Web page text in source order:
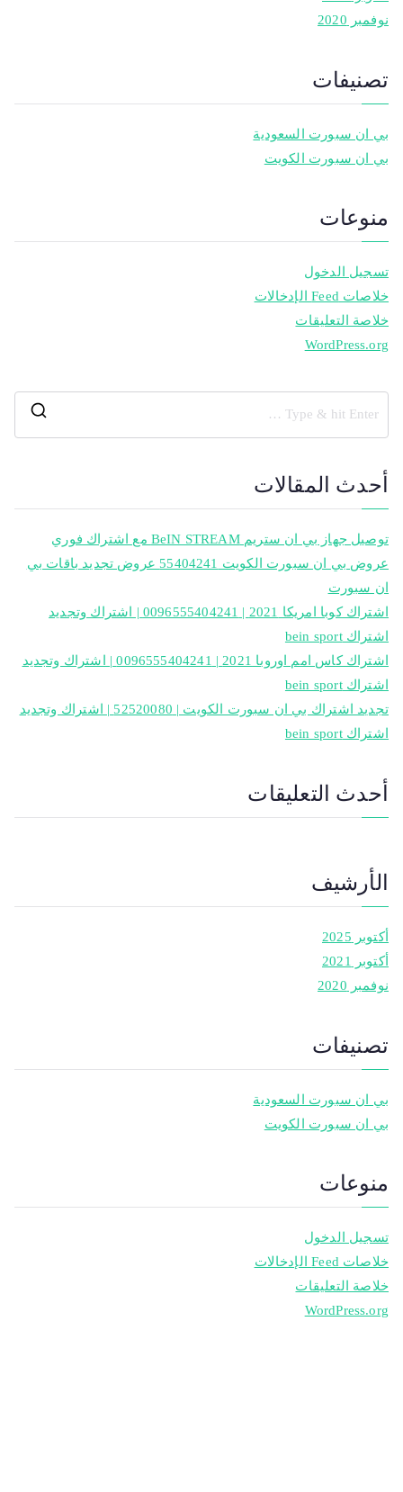
نوفمبر 2020
تصنيفات
بي ان سبورت السعودية
بي ان سبورت الكويت
منوعات
تسجيل الدخول
خلاصات Feed الإدخالات
خلاصة التعليقات
WordPress.org
أحدث المقالات
توصيل جهاز بي ان ستريم BeIN STREAM مع اشتراك فوري
عروض بي ان سبورت الكويت 55404241 عروض تجديد باقات بي
ان سبورت
اشتراك كوبا امريكا 2021 | 0096555404241 | اشتراك وتجديد
اشتراك bein sport
اشتراك كاس امم اوروبا 2021 | 0096555404241 | اشتراك وتجديد
اشتراك bein sport
تجديد اشتراك بي ان سبورت الكويت | 52520080 | اشتراك وتجديد
اشتراك bein sport
أحدث التعليقات
الأرشيف
أكتوبر 2025
أكتوبر 2021
نوفمبر 2020
تصنيفات
بي ان سبورت السعودية
بي ان سبورت الكويت
منوعات
تسجيل الدخول
خلاصات Feed الإدخالات
خلاصة التعليقات
WordPress.org